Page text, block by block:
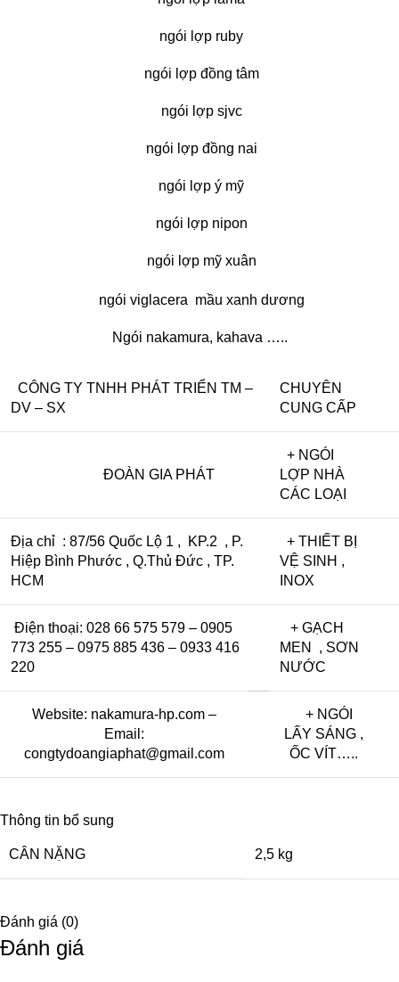
ngói lợp ruby
ngói lợp đồng tâm
ngói lợp sjvc
ngói lợp đồng nai
ngói lợp ý mỹ
ngói lợp nipon
ngói lợp mỹ xuân
ngói viglacera mầu xanh dương
Ngói nakamura, kahava …..
CÔNG TY TNHH PHÁT TRIỂN TM –
DV – SX
CHUYÊN
CUNG CẤP
ĐOÀN GIA PHÁT
+ NGÓI
LỢP NHÀ
CÁC LOẠI
Địa chỉ : 87/56 Quốc Lộ 1 , KP.2 , P.
Hiệp Bình Phước , Q.Thủ Đức , TP.
HCM
+ THIẾT BỊ
VỆ SINH ,
INOX
Điện thoại: 028 66 575 579 – 0905
773 255 – 0975 885 436 – 0933 416
220
+ GẠCH
MEN , SƠN
NƯỚC
Website: nakamura-hp.com–
Email:
congtydoangiaphat@gmail.com
+ NGÓI
LẤY SÁNG ,
ỐC VÍT…..
Thông tin bổ sung
CÂN NẶNG 2,5 kg
Đánh giá (0)
Đánh giá